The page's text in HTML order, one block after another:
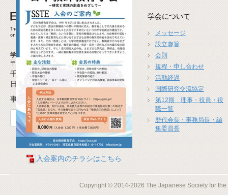
入会案内のチラシはこちら
学会事務局
〒277-0941
千葉県柏市高柳1674-4
日本教師教育学会事務局
事務局長 米沢 崇(広島大学)
お問合せフォーム
学会について
メッセージ
設立趣旨
会則
規程・申し合わせ
活動経過
国際研究交流協定
第12期 理事・役員・役
職一覧
歴代会長・事務局長・編
集委員長
Copyright © 2014-2026 The Japanese Society for